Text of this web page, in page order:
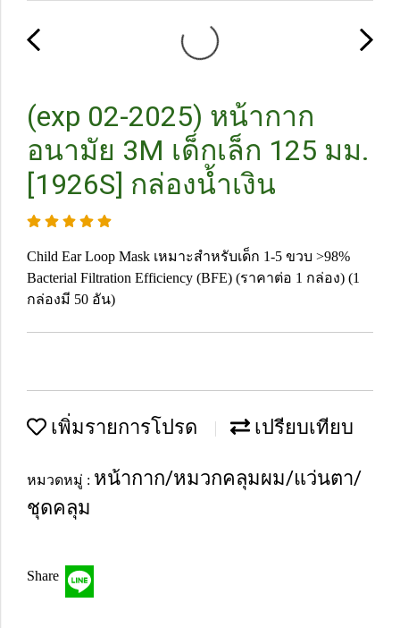
(exp 02-2025) หน้ากาก
อนามัย 3M เด็กเล็ก 125 มม.
[1926S] กล่องน้ำเงิน
Child Ear Loop Mask เหมาะสำหรับเด็ก 1-5 ขวบ >98%
Bacterial Filtration Efficiency (BFE) (ราคาต่อ 1 กล่อง) (1
กล่องมี 50 อัน)
เพิ่มรายการโปรด เปรียบเทียบ
หมวดหมู่ : หน้ากาก/หมวกคลุมผม/แว่นตา/
ชุดคลุม
Share